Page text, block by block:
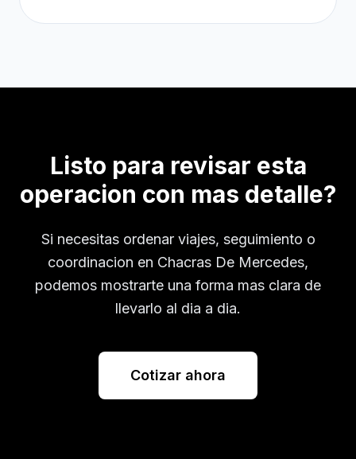
Listo para revisar esta
operacion con mas detalle?
Si necesitas ordenar viajes, seguimiento o
coordinacion en Chacras De Mercedes,
podemos mostrarte una forma mas clara de
llevarlo al dia a dia.
Cotizar ahora